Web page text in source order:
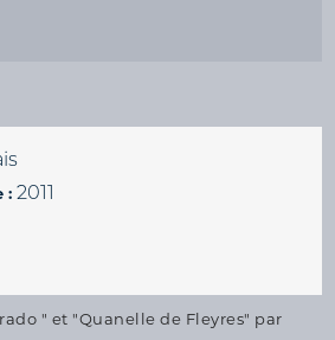
:2011
" et "Quanelle de Fleyres" par